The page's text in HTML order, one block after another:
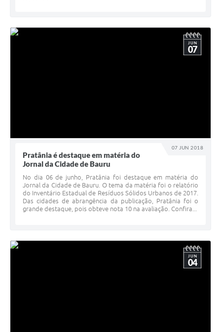
07 JUN 2018
JUN
07
Pratânia é destaque em matéria do
Jornal da Cidade de Bauru
No dia 06 de junho, Pratânia foi destaque em matéria do
Jornal da Cidade de Bauru. O tema da matéria foi o relatório
do Inventário Estadual de Resíduos Sólidos Urbanos de 2017.
Das cidades de abrangência da publicação, Pratânia foi o
grande destaque, pois obteve nota 10 na avaliação. Confira...
JUN
04